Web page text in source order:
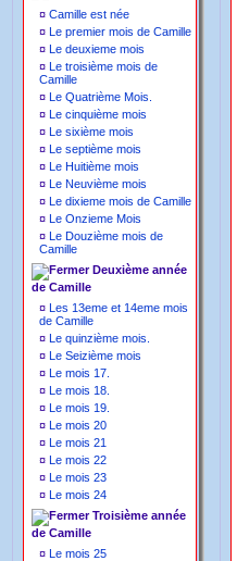
¤ Camille est née
¤ Le premier mois de Camille
¤ Le deuxieme mois
¤ Le troisième mois de
Camille
¤ Le Quatrième Mois.
¤ Le cinquième mois
¤ Le sixième mois
¤ Le septième mois
¤ Le Huitième mois
¤ Le Neuvième mois
¤ Le dixieme mois de Camille
¤ Le Onzieme Mois
¤ Le Douzième mois de
Camille
Deuxième année
de Camille
¤ Les 13eme et 14eme mois
de Camille
¤ Le quinzième mois.
¤ Le Seizième mois
¤ Le mois 17.
¤ Le mois 18.
¤ Le mois 19.
¤ Le mois 20
¤ Le mois 21
¤ Le mois 22
¤ Le mois 23
¤ Le mois 24
Troisième année
de Camille
¤ Le mois 25